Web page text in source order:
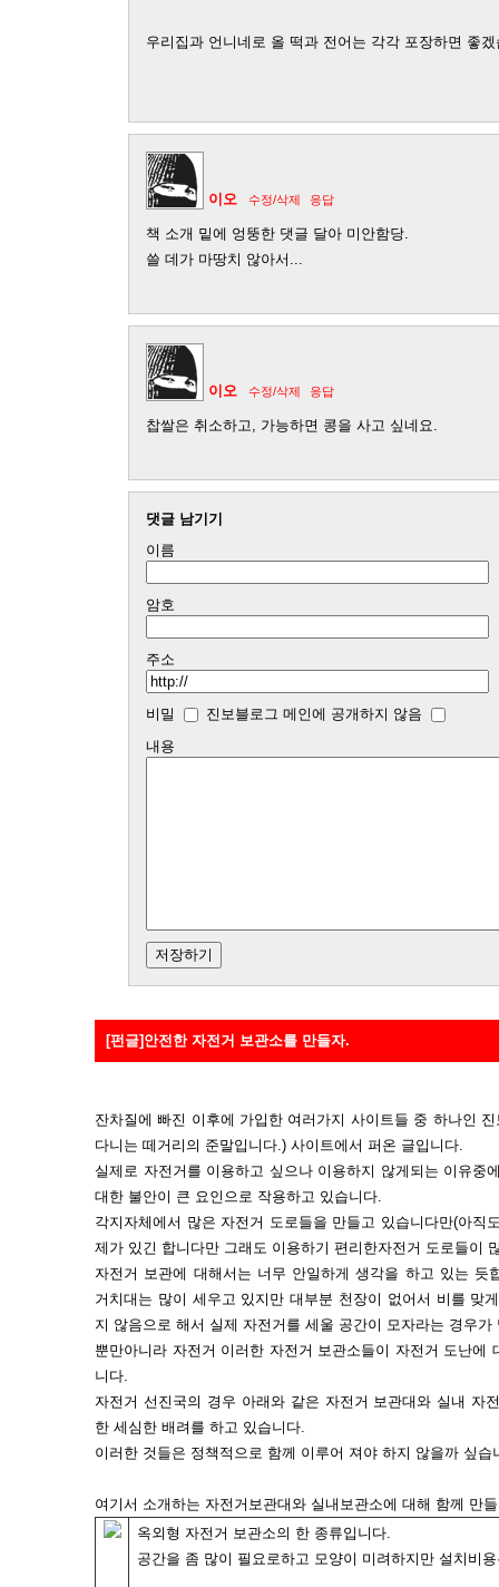
우리집과 언니네로 올 떡과 전어는 각각 포장하면 좋
이오 수정/삭제 응답
책 소개 밑에 엉뚱한 댓글 달아 미안함당.
쓸 데가 마땅치 않아서...
이오 수정/삭제 응답
찹쌀은 취소하고, 가능하면 콩을 사고 싶네요.
댓글 남기기
이름
암호
주소
비밀
진보블로그 메인에 공개하지 않음
내용
[펀글]안전한 자전거 보관소를 만들자.
잔차질에 빠진 이후에 가입한 여러가지 사이트들 중 하나인
다니는 떼거리의 준말입니다.) 사이트에서 퍼온 글입니다.
실제로 자전거를 이용하고 싶으나 이용하지 않게되는 이유중
대한 불안이 큰 요인으로 작용하고 있습니다.
각지자체에서 많은 자전거 도로들을 만들고 있습니다만(아직
제가 있긴 합니다만 그래도 이용하기 편리한자전거 도로들이
자전거 보관에 대해서는 너무 안일하게 생각을 하고 있는 듯
거치대는 많이 세우고 있지만 대부분 천장이 없어서 비를 맞
지 않음으로 해서 실제 자전거를 세울 공간이 모자라는 경우가
뿐만아니라 자전거 이러한 자전거 보관소들이 자전거 도난에
니다.
자전거 선진국의 경우 아래와 같은 자전거 보관대와 실내 자
한 세심한 배려를 하고 있습니다.
이러한 것들은 정책적으로 함께 이루어 져야 하지 않을까 싶습
여기서 소개하는 자전거보관대와 실내보관소에 대해 함께 만
옥외형 자전거 보관소의 한 종류입니다.
공간을 좀 많이 필요로하고 모양이 미려하지만 설치비